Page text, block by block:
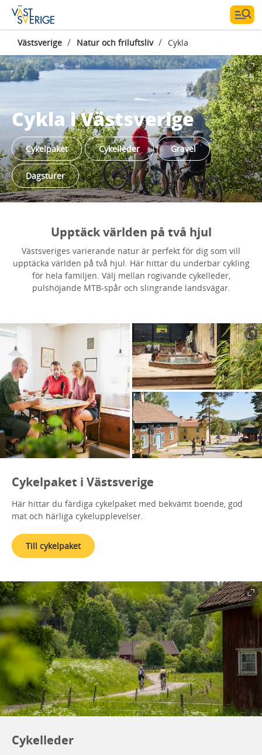
Västsverige / Natur och friluftsliv / Cykla
Cykla i Västsverige
Cykelpaket Cykelleder Gravel
Dagsturer
Upptäck världen på två hjul
Västsveriges varierande natur är perfekt för dig som vill
upptäcka världen på två hjul. Här hittar du underbar cykling
för hela familjen. Välj mellan rogivande cykelleder,
pulshöjande MTB-spår och slingrande landsvägar.
Cykelpaket i Västsverige
Här hittar du färdiga cykelpaket med bekvämt boende, god
mat och härliga cykelupplevelser.
Till cykelpaket
Cykelleder